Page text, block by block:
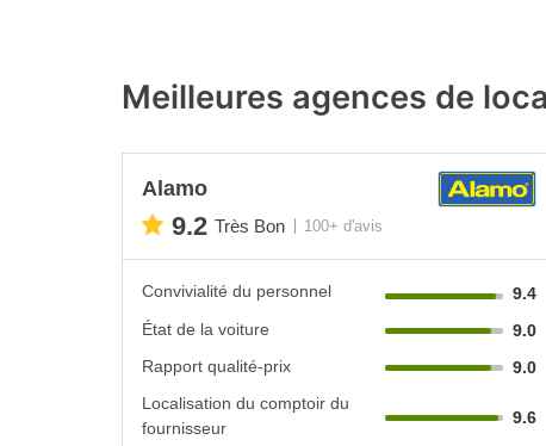
Meilleures agences de
Alamo
9.2 Très Bon 100+ d'avis
Convivialité du personnel
9.4
État de la voiture
9.0
Rapport qualité-prix
9.0
Localisation du comptoir du
fournisseur
9.6